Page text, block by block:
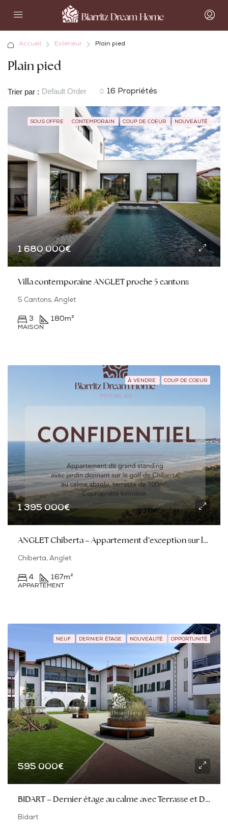
Accueil Exterieur Plain pied
Plain pied
16 Propriétés
Trier par : Default Order
SOUS OFFRE CONTEMPORAIN COUP DE COEUR NOUVEAUTÉ
1 680 000€
Villa contemporaine ANGLET proche 5 cantons
5 Cantons, Anglet
3 180m²
MAISON
À VENDRE COUP DE COEUR
1 395 000€
ANGLET Chiberta – Appartement d’exception sur le Golf
Chiberta, Anglet
4 167m²
APPARTEMENT
NEUF DERNIER ÉTAGE NOUVEAUTÉ OPPORTUNITÉ
595 000€
BIDART – Dernier étage au calme avec Terrasse et Double garage
Bidart